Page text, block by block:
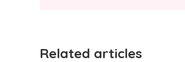
Related articles